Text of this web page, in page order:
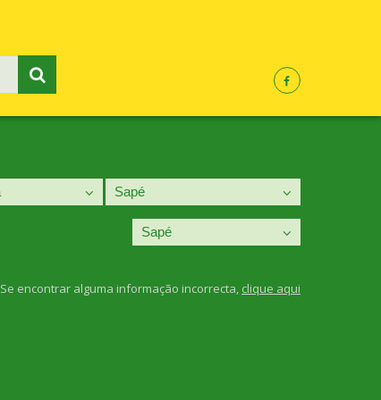
Se encontrar alguma informação incorrecta, clique aqui